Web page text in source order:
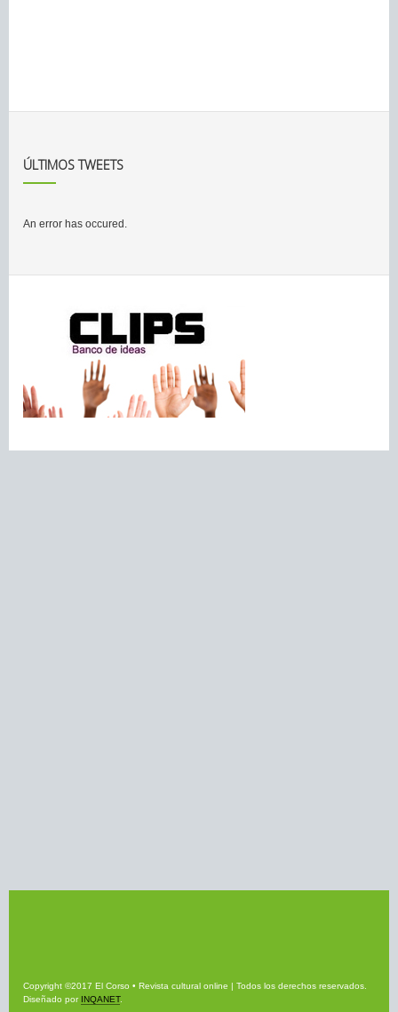
ÚLTIMOS TWEETS
An error has occured.
Copyright ©2017 El Corso • Revista cultural online | Todos los derechos reservados.
Diseñado por INQANET.